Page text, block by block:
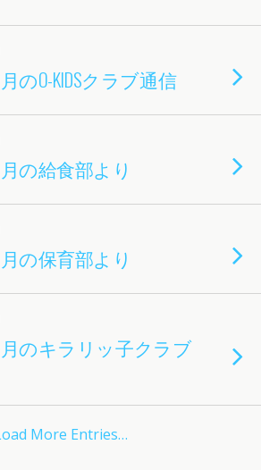
のO-KIDSクラブ通信
の給食部より
の保育部より
月のキラリッ子クラブ
More Entries…